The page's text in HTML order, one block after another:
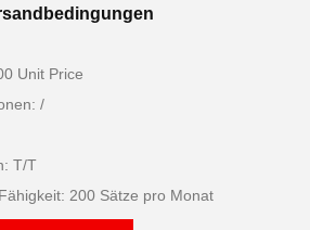
Unit Price
/
T/T
200 Sätze pro Monat